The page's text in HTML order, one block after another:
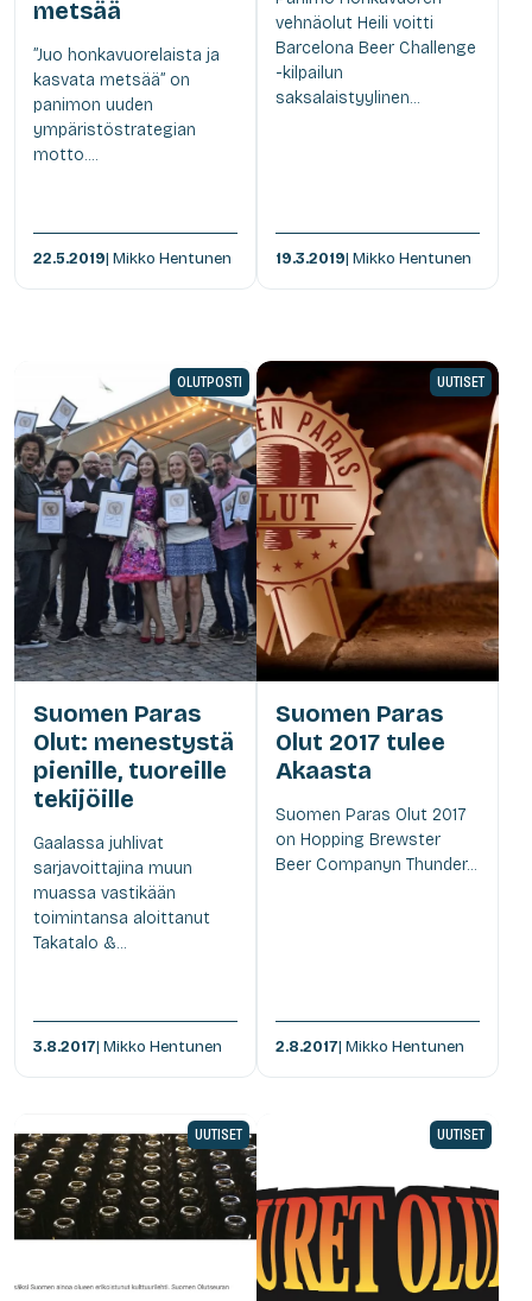
metsää
”Juo honkavuorelaista ja
kasvata metsää” on
panimon uuden
ympäristöstrategian
motto....
22.5.2019| Mikko Hentunen
vehnäolut Heili voitti
Barcelona Beer Challenge
-kilpailun
saksalaistyylinen...
19.3.2019| Mikko Hentunen
OLUTPOSTI
Suomen Paras
Olut: menestystä
pienille, tuoreille
tekijöille
Gaalassa juhlivat
sarjavoittajina muun
muassa vastikään
toimintansa aloittanut
Takatalo &...
3.8.2017| Mikko Hentunen
UUTISET
Suomen Paras
Olut 2017 tulee
Akaasta
Suomen Paras Olut 2017
on Hopping Brewster
Beer Companyn Thunder...
2.8.2017| Mikko Hentunen
UUTISET UUTISET